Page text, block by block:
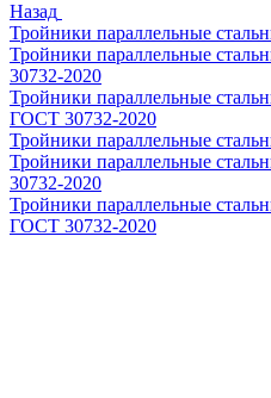
Назад
Тройники параллельные
Тройники параллельные
30732-2020
Тройники параллельные
ГОСТ 30732-2020
Тройники параллельные
Тройники параллельные
30732-2020
Тройники параллельные
ГОСТ 30732-2020